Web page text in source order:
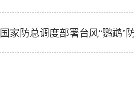
国家防总调度部署台风“鹦鹉”